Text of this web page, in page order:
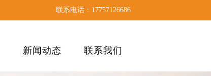
联系电话：17757126686
新闻动态 联系我们